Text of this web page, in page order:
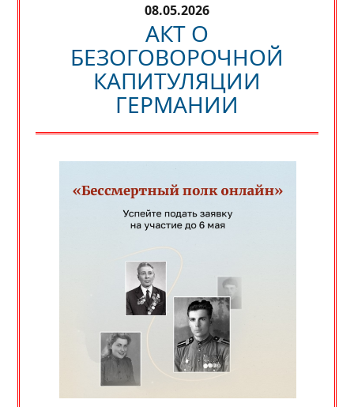
08.05.2026
АКТ О
БЕЗОГОВОРОЧНОЙ
КАПИТУЛЯЦИИ
ГЕРМАНИИ